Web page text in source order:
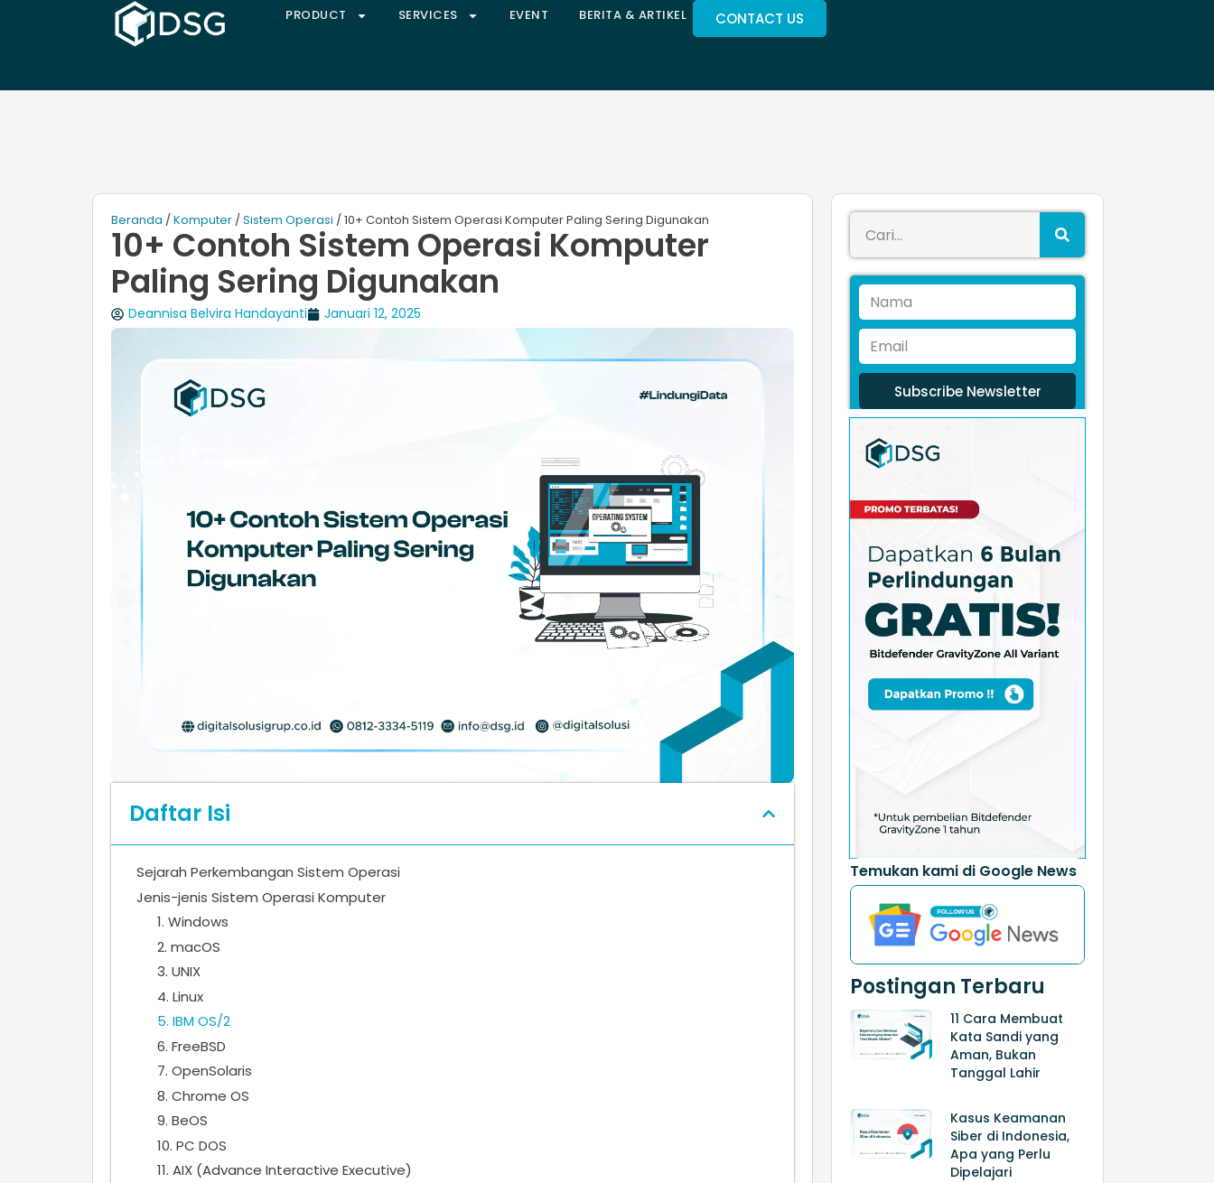
PRODUCT SERVICES EVENT BERITA & ARTIKEL CONTACT US
Beranda /Komputer /Sistem Operasi / 10+ Contoh Sistem Operasi Komputer Paling Sering Digunakan
10+ Contoh Sistem Operasi Komputer
Paling Sering Digunakan
Deannisa Belvira Handayanti Januari 12, 2025
Daftar Isi
Sejarah Perkembangan Sistem Operasi
Jenis-jenis Sistem Operasi Komputer
1. Windows
2. macOS
3. UNIX
4. Linux
5. IBM OS/2
6. FreeBSD
7. OpenSolaris
8. Chrome OS
9. BeOS
10. PC DOS
11. AIX (Advance Interactive Executive)
Subscribe Newsletter
Temukan kami di Google News
Postingan Terbaru
11 Cara Membuat
Kata Sandi yang
Aman, Bukan
Tanggal Lahir
Kasus Keamanan
Siber di Indonesia,
Apa yang Perlu
Dipelajari